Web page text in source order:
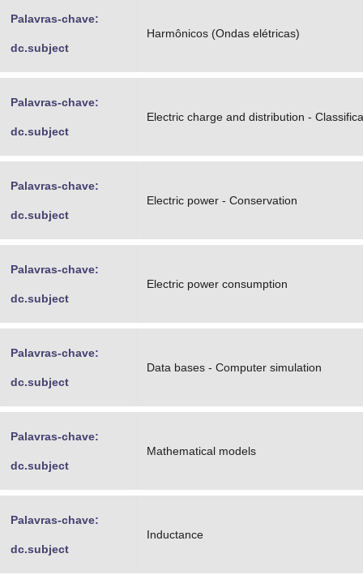
Palavras-chave:
dc.subject
Harmônicos (Ondas elétricas)
Palavras-chave:
dc.subject
Electric charge and distribution -
Palavras-chave:
dc.subject
Electric power - Conservation
Palavras-chave:
dc.subject
Electric power consumption
Palavras-chave:
dc.subject
Data bases - Computer simulation
Palavras-chave:
dc.subject
Mathematical models
Palavras-chave:
dc.subject
Inductance